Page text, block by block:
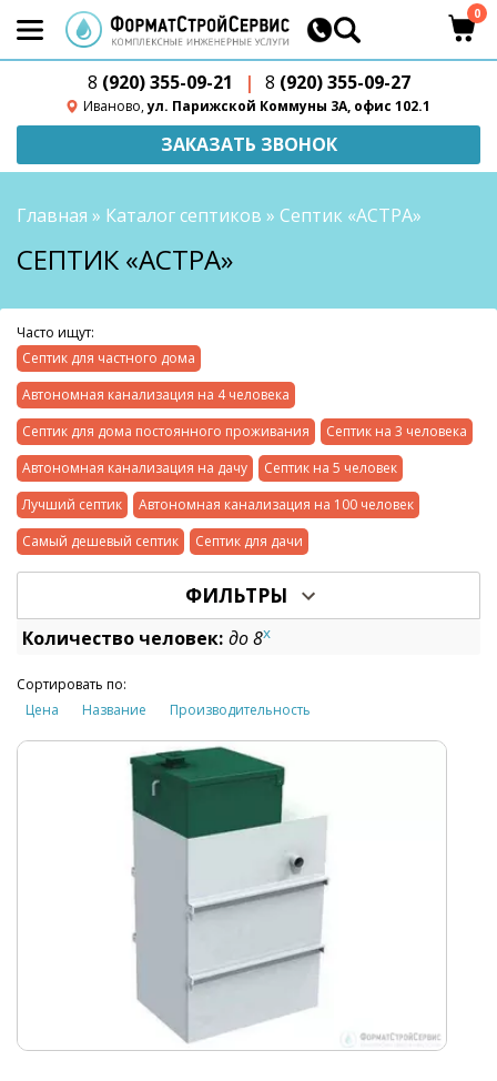
8 (920) 355-09-21 | 8 (920) 355-09-27
Иваново,ул. Парижской Коммуны 3А, офис 102.1
0
ЗАКАЗАТЬ ЗВОНОК
Главная » Каталог септиков » Септик «АСТРА»
СЕПТИК «АСТРА»
Часто ищут:
Септик для частного дома
Автономная канализация на 4 человека
Септик для дома постоянного проживания
Септик на 3 человека
Автономная канализация на дачу
Септик на 5 человек
Лучший септик
Автономная канализация на 100 человек
Самый дешевый септик
Септик для дачи
ФИЛЬТРЫ
Количество человек: до 8x
Сортировать по:
Цена
Название Производительность